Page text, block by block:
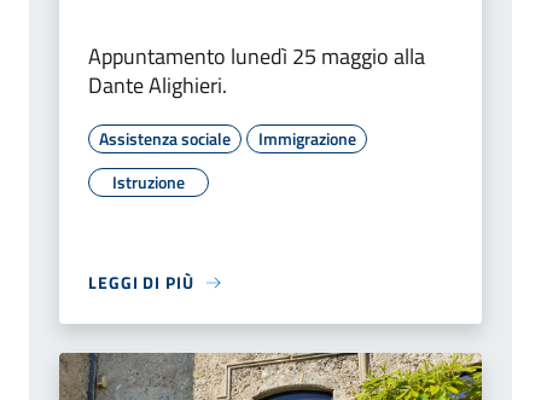
Appuntamento lunedì 25 maggio alla
Dante Alighieri.
Assistenza sociale
Immigrazione
Istruzione
LEGGI DI PIÙ